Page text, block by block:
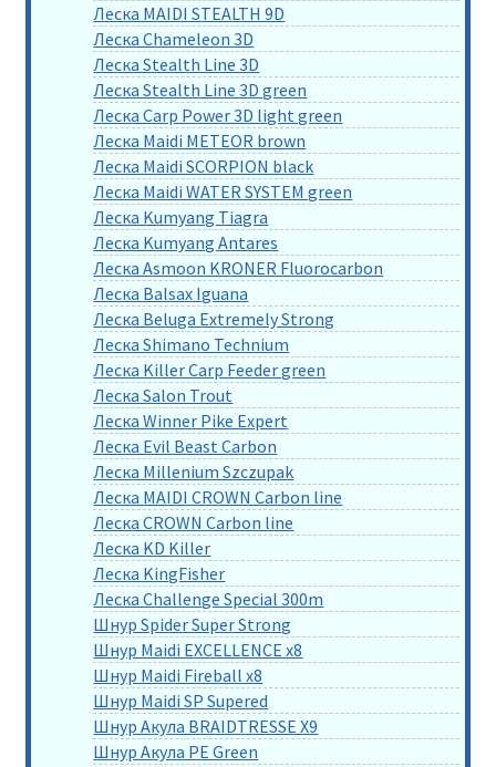
Леска MAIDI STEALTH 9D
Леска Chameleon 3D
Леска Stealth Line 3D
Леска Stealth Line 3D green
Леска Carp Power 3D light green
Леска Maidi METEOR brown
Леска Maidi SCORPION black
Леска Maidi WATER SYSTEM green
Леска Kumyang Tiagra
Леска Kumyang Antares
Леска Asmoon KRONER Fluorocarbon
Леска Balsax Iguana
Леска Beluga Extremely Strong
Леска Shimano Technium
Леска Killer Carp Feeder green
Леска Salon Trout
Леска Winner Pike Expert
Леска Evil Beast Carbon
Леска Millenium Szczupak
Леска MAIDI CROWN Carbon line
Леска CROWN Carbon line
Леска KD Killer
Леска KingFisher
Леска Challenge Special 300m
Шнур Spider Super Strong
Шнур Maidi EXCELLENCE x8
Шнур Maidi Fireball x8
Шнур Maidi SP Supered
Шнур Акула BRAIDTRESSE X9
Шнур Акула PE Green